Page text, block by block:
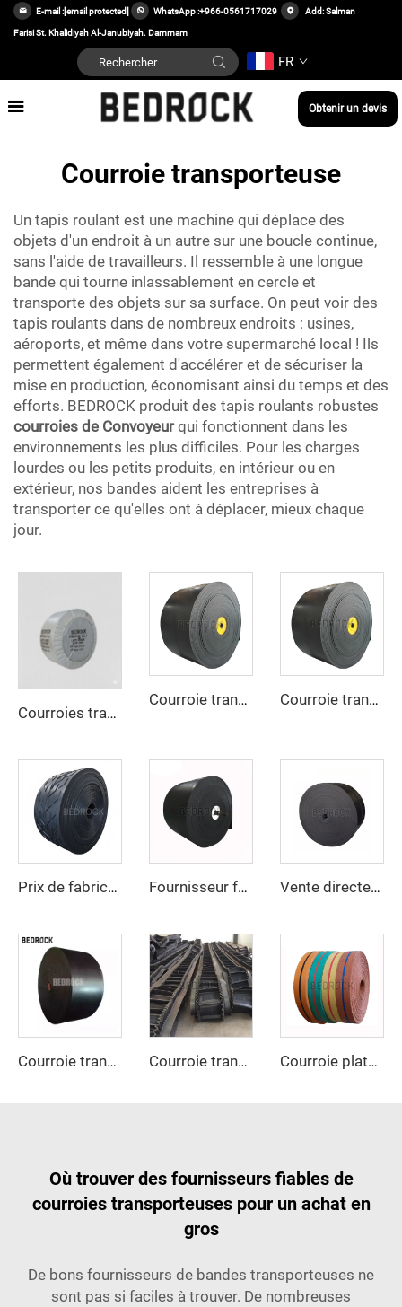
E-mail :[email protected] WhatsApp :+966-0561717029 Add: Salman
Farisi St. Khalidiyah Al-Janubiyah. Dammam
FR
Obtenir un devis
Courroie transporteuse
Un tapis roulant est une machine qui déplace des
objets d'un endroit à un autre sur une boucle continue,
sans l'aide de travailleurs. Il ressemble à une longue
bande qui tourne inlassablement en cercle et
transporte des objets sur sa surface. On peut voir des
tapis roulants dans de nombreux endroits : usines,
aéroports, et même dans votre supermarché local ! Ils
permettent également d'accélérer et de sécuriser la
mise en production, économisant ainsi du temps et des
efforts. BEDROCK produit des tapis roulants robustes
courroies de Convoyeurqui fonctionnent dans les
environnements les plus difficiles. Pour les charges
lourdes ou les petits produits, en intérieur ou en
extérieur, nos bandes aident les entreprises à
transporter ce qu'elles ont à déplacer, mieux chaque
jour.
Courroies transporteuses à haute résistance pour le transport sur de longues distances en conditions climatiques chaudes
Courroie transporteuse résistante aux hautes températures, robuste pour les secteurs du ciment, de l’acier et de l’exploitation minière Courroie transporteuse EP – Résistante, antidérapante, résistante à la chaleur pour la manutention industrielle de matériaux
Prix de fabricant de courroie transporteuse industrielle, courroie transporteuse en caoutchouc à nervures EP250 robuste pour exploitation minière Fournisseur fabricant, courroie transporteuse en caoutchouc avec câbles d'acier robuste pour industries minières Vente directe d'usine d'accessoires de transport de biscuits, courroie transporteuse en coton
Courroie transporteuse résistante au froid, flexible à basse température et robuste pour les applications industrielles en milieu minier et extérieur Courroie transporteuse en caoutchouc ondulée rigide pour exploitation minière du charbon et restaurants Courroie plate industrielle de haute résistance à la traction, personnalisable, courroie de transmission en nylon OEM pour l'industrie textile
Où trouver des fournisseurs fiables de
courroies transporteuses pour un achat en
gros
De bons fournisseurs de bandes transporteuses ne
sont pas si faciles à trouver. De nombreuses